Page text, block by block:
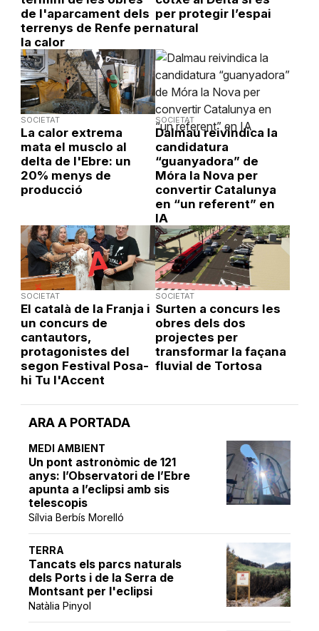
ARA A PORTADA
MEDI AMBIENT
Un pont astronòmic de 121
anys: l’Observatori de l’Ebre
apunta a l’eclipsi amb sis
telescopis
Sílvia Berbís Morelló
TERRA
Tancats els parcs naturals
dels Ports i de la Serra de
Montsant per l'eclipsi
Natàlia Pinyol
de l'aparcament dels
terrenys de Renfe per
la calor
per protegir l’espai
natural
SOCIETAT
La calor extrema
mata el musclo al
delta de l'Ebre: un
20% menys de
producció
SOCIETAT
Dalmau reivindica la
candidatura
“guanyadora” de
Móra la Nova per
convertir Catalunya
en “un referent” en
IA
SOCIETAT
El català de la Franja i
un concurs de
cantautors,
protagonistes del
segon Festival Posa-
hi Tu l'Accent
SOCIETAT
Surten a concurs les
obres dels dos
projectes per
transformar la façana
fluvial de Tortosa